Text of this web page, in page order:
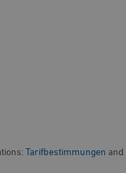
Tarifbestimmungen and